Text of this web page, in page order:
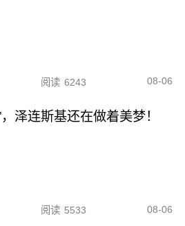
阅读 6243 08-06
泽连斯基还在做着美梦！
阅读 5533 08-06